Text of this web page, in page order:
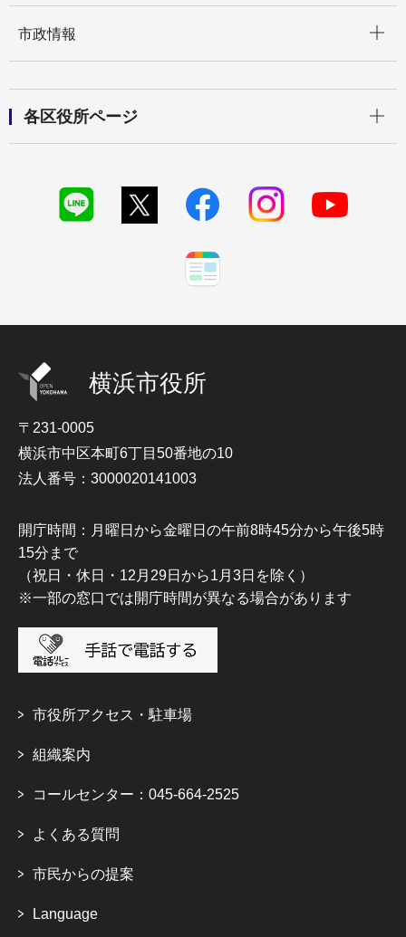
市政情報
各区役所ページ
横浜市役所
〒231-0005
横浜市中区本町6丁目50番地の10
法人番号：3000020141003
開庁時間：月曜日から金曜日の午前8時45分から午後5時
15分まで
（祝日・休日・12月29日から1月3日を除く）
※一部の窓口では開庁時間が異なる場合があります
市役所アクセス・駐車場
組織案内
コールセンター：045-664-2525
よくある質問
市民からの提案
Language